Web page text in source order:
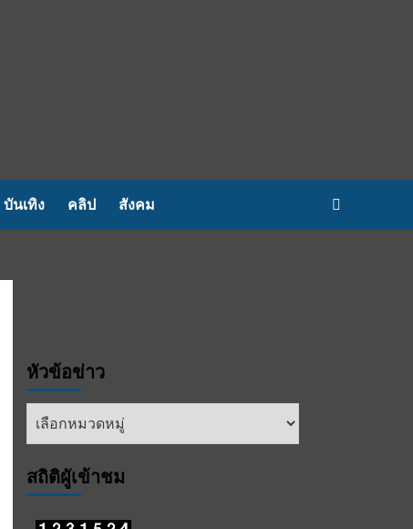
บันเทิง คลิป สังคม
หัวข้อข่าว
หัวข้อ
สถิติผูัเข้าชม